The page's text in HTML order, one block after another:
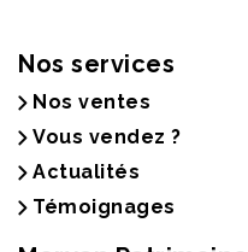
Nos services
Nos ventes
Vous vendez ?
Actualités
Témoignages